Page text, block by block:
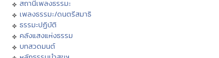
สถานีเพลงธรรมะ
เพลงธรรมะ/ดนตรีสมาธิ
ธรรมะปฏิบัติ
คลังแสงแห่งธรรม
บทสวดมนต์